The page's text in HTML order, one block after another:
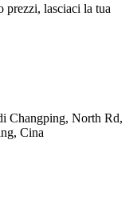
prezzi, lasciaci la tua
Changping, North Rd,
Cina